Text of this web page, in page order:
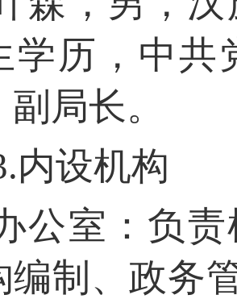
学历，中共
副局长。
内设机构
公室：负
编制、政务